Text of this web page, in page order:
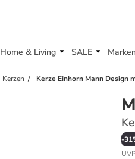
Home & Living SALE Marken
Kerzen Kerze Einhorn Mann Design
-31
UVP